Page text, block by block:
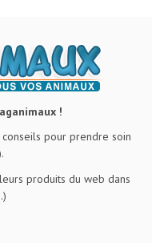
!
pour prendre soin
produits du web dans